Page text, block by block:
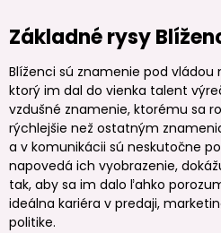
Základné rysy
Blíženci sú znamenie pod vládou
ktorý im dal do vienka talent
vzdušné znamenie, ktorému sa
rýchlejšie než ostatným
a v komunikácii sú neskutočne
napovedá ich vyobrazenie,
tak, aby sa im dalo ľahko
ideálna kariéra v predaji,
politike.